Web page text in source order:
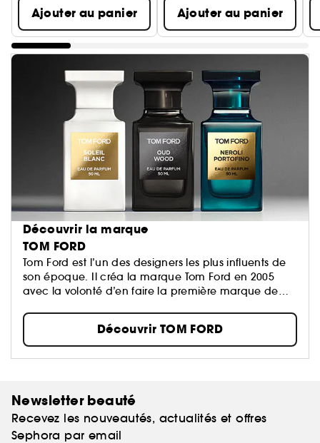
Ajouter au panier Ajouter au panier
Découvrir la marque
TOM FORD
Tom Ford est l’un des designers les plus influents de
son époque. Il créa la marque Tom Ford en 2005
avec la volonté d’en faire la première marque de
Découvrir TOM FORD
Newsletter beauté
Recevez les nouveautés, actualités et offres
Sephora par email